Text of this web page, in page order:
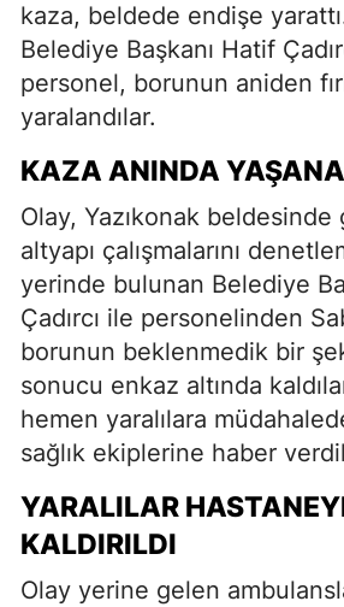
kaza, beldede endişe
Belediye Başkanı Hatif
personel, borunun aniden
yaralandılar.
KAZA ANINDA
Olay, Yazıkonak
altyapı çalışmalarını
yerinde bulunan Belediye
Çadırcı ile personelinden
borunun beklenmedik bir
sonucu enkaz altında
hemen yaralılara
sağlık ekiplerine haber
YARALILAR
KALDIRILDI
Olay yerine gelen